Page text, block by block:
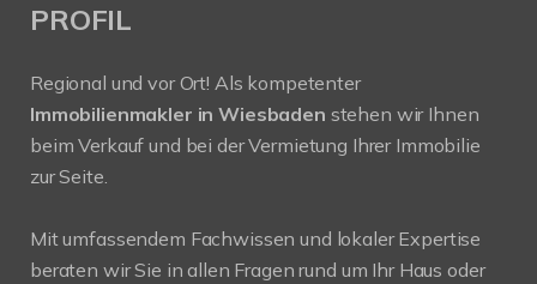
PROFIL
Regional und vor Ort! Als kompetenter
Immobilienmakler in Wiesbaden stehen wir Ihnen
beim Verkauf und bei der Vermietung Ihrer Immobilie
zur Seite.
Mit umfassendem Fachwissen und lokaler Expertise
beraten wir Sie in allen Fragen rund um Ihr Haus oder